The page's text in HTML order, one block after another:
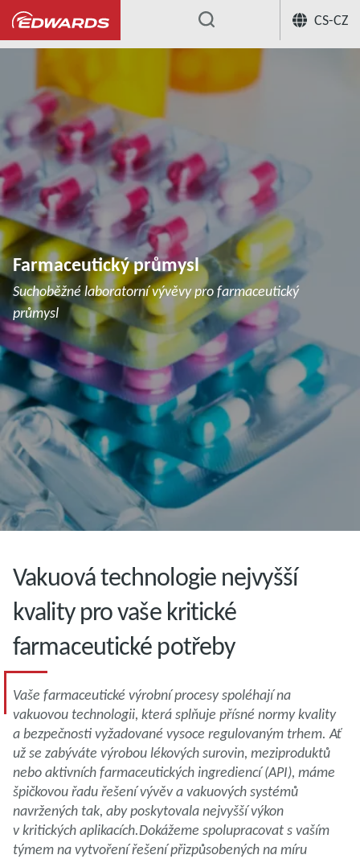
CS-CZ
...
Farmaceutický průmysl
Suchoběžné laboratorní vývěvy pro farmaceutický
průmysl
Vakuová technologie nejvyšší
kvality pro vaše kritické
farmaceutické potřeby
Vaše farmaceutické výrobní procesy spoléhají na
vakuovou technologii, která splňuje přísné normy kvality
a bezpečnosti vyžadované vysoce regulovaným trhem. Ať
už se zabýváte výrobou lékových surovin, meziproduktů
nebo aktivních farmaceutických ingrediencí (API), máme
špičkovou řadu řešení vývěv a vakuových systémů
navržených tak, aby poskytovala nejvyšší výkon
v kritických aplikacích.Dokážeme spolupracovat s vaším
týmem na vytvoření řešení přizpůsobených na míru